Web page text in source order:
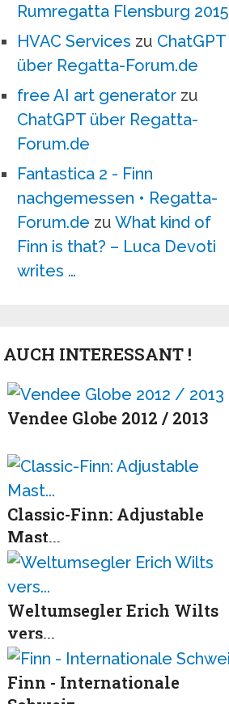
Rumregatta Flensburg 2015
HVAC Services zu ChatGPT
über Regatta-Forum.de
free AI art generator zu
ChatGPT über Regatta-
Forum.de
Fantastica 2 - Finn
nachgemessen • Regatta-
Forum.de zuWhat kind of
Finn is that? – Luca Devoti
writes …
AUCH INTERESSANT !
Vendee Globe 2012 / 2013
Classic-Finn: Adjustable
Mast...
Weltumsegler Erich Wilts
vers...
Finn - Internationale